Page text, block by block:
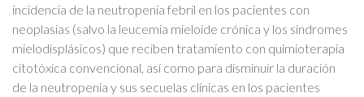
incidencia de la neutropenia febril en los pacientes con
neoplasias (salvo la leucemia mieloide crónica y los síndromes
mielodisplásicos) que reciben tratamiento con quimioterapia
citotóxica convencional, así como para disminuir la duración
de la neutropenia y sus secuelas clínicas en los pacientes